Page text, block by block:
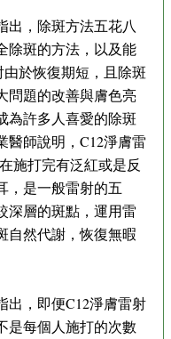
出，除斑方法五花八
除斑的方法，以及能
於恢復期短，且除斑
問題的改善與膚色亮
為許多人喜愛的除斑
醫師說明，C12淨膚雷
施打完有泛紅或是反
，是一般雷射的五
深層的斑點，運用雷
自然代謝，恢復無暇
出，即便C12淨膚雷射
是每個人施打的次數